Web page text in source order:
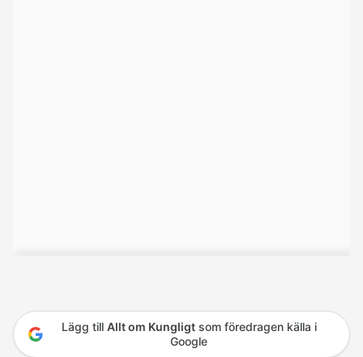
Lägg till Allt om Kungligtsom föredragen källa i
Google